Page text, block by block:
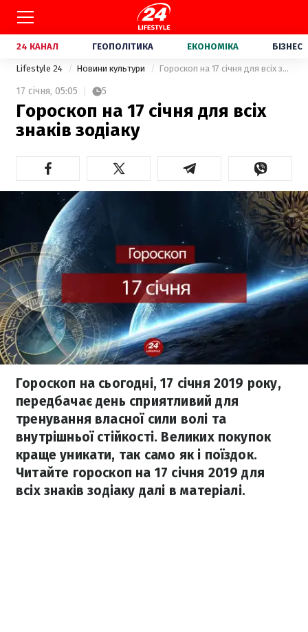
24 КАНАЛ ГЕОПОЛІТИКА ЕКОНОМІКА БІЗНЕС
Lifestyle 24 Новини культури Гороскоп на 17 січня для всіх знаків зодіаку
17 січня, 05:05 5
Гороскоп на 17 січня для всіх
знаків зодіаку
Гороскоп на сьогодні, 17 січня 2019 року,
передбачає день сприятливий для
тренування власної сили волі та
внутрішньої стійкості. Великих покупок
краще уникати, так само як і поїздок.
Читайте гороскоп на 17 січня 2019 для
всіх знаків зодіаку далі в матеріалі.